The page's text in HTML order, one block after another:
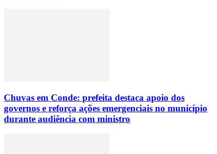
Chuvas em Conde: prefeita destaca apoio dos
governos e reforça ações emergenciais no município
durante audiência com ministro